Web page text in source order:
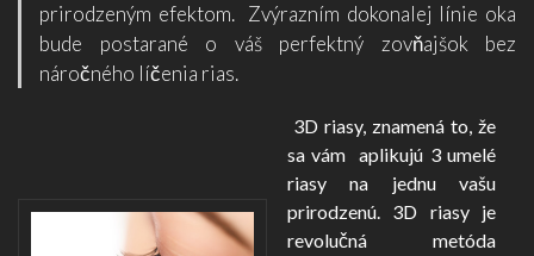
prirodzeným efektom. Zvýrazním dokonalej línie oka
bude postarané o váš perfektný zovňajšok bez
náročného líčenia rias.
3D riasy, znamená to, že
sa vám aplikujú 3 umelé
riasy na jednu vašu
prirodzenú. 3D riasy je
revolučná metóda